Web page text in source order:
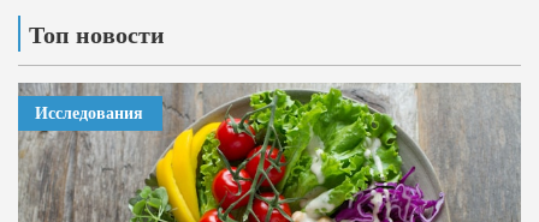
Топ новости
Исследования